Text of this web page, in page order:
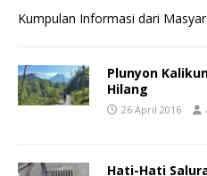
Kumpulan Informasi dari
Plunyon
Hilang
26 April 2016
Hati-Hati